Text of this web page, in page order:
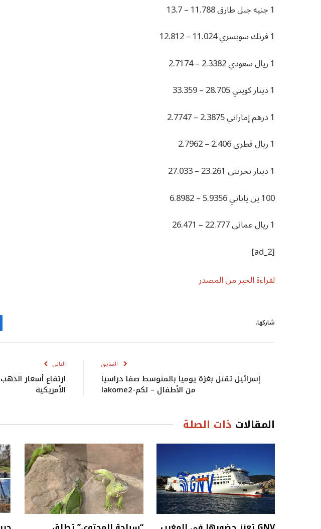
1 جنيه جبل طارق 11.788 – 13.7
1 فرنك سويسري 11.024 – 12.812
1 ريال سعودي 2.3382 – 2.7174
1 دينار كويتي 28.705 – 33.359
1 درهم إماراتي 2.3875 – 2.7747
1 ريال قطري 2.406 – 2.7962
1 دينار بحريني 23.261 – 27.033
100 ين ياباني 5.9356 – 6.8982
1 ريال عماني 22.777 – 26.471
[ad_2]
لقراءة الخبر من المصدر
شاركها.
السابق
إسرائيل تقتل بغزة يوميا بالمتوسط صفا دراسيا
من الأطفال – لكم-lakome2
التالي
ارتفاع أسعار
الأمريكية
المقالات ذات الصلة